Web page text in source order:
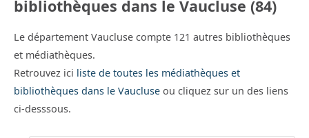
bibliothèques dans le Vaucluse (84)
Le département Vaucluse compte 121 autres bibliothèques
et médiathèques.
Retrouvez ici liste de toutes les médiathèques et
bibliothèques dans le Vaucluse ou cliquez sur un des liens
ci-desssous.